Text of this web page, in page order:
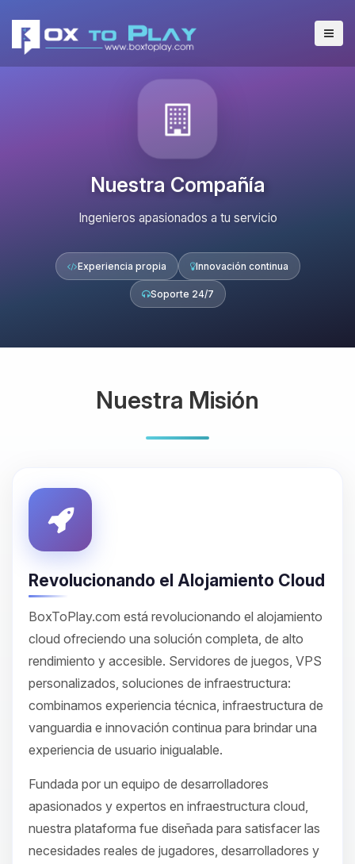
Nuestra Compañía
Ingenieros apasionados a tu servicio
Experiencia propia Innovación continua
Soporte 24/7
Nuestra Misión
Revolucionando el Alojamiento Cloud
BoxToPlay.com está revolucionando el alojamiento
cloud ofreciendo una solución completa, de alto
rendimiento y accesible. Servidores de juegos, VPS
personalizados, soluciones de infraestructura:
combinamos experiencia técnica, infraestructura de
vanguardia e innovación continua para brindar una
experiencia de usuario inigualable.
Fundada por un equipo de desarrolladores
apasionados y expertos en infraestructura cloud,
nuestra plataforma fue diseñada para satisfacer las
necesidades reales de jugadores, desarrolladores y